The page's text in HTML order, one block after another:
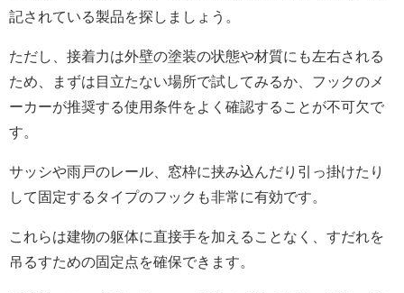
記されている製品を探しましょう。
ただし、接着力は外壁の塗装の状態や材質にも左右される
ため、まずは目立たない場所で試してみるか、フックのメ
ーカーが推奨する使用条件をよく確認することが不可欠で
す。
サッシや雨戸のレール、窓枠に挟み込んだり引っ掛けたり
して固定するタイプのフックも非常に有効です。
これらは建物の躯体に直接手を加えることなく、すだれを
吊るすための固定点を確保できます。